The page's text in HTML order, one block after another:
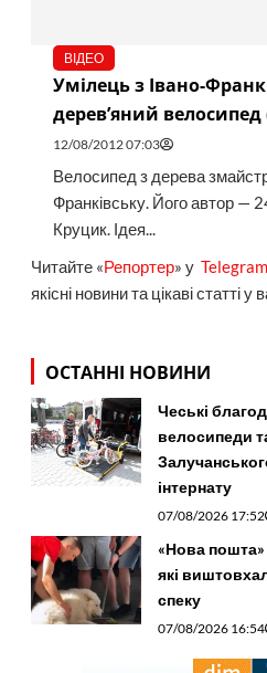
ВІДЕО
Умілець з Івано-
дерев’яний велосипед
12/08/2012 07:03
Велосипед з дерева
Франківську. Його автор —
Круцик. Ідея...
Читайте «Репортер» у Telegram
якісні новини та цікаві статті
ОСТАННІ НОВИНИ
Чеські
велосипеди
інтернату
07/08/2026 17:52
«Нова пошта»
які
спеку
07/08/2026 16:54